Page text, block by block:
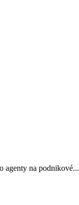
agenty na podnikové...